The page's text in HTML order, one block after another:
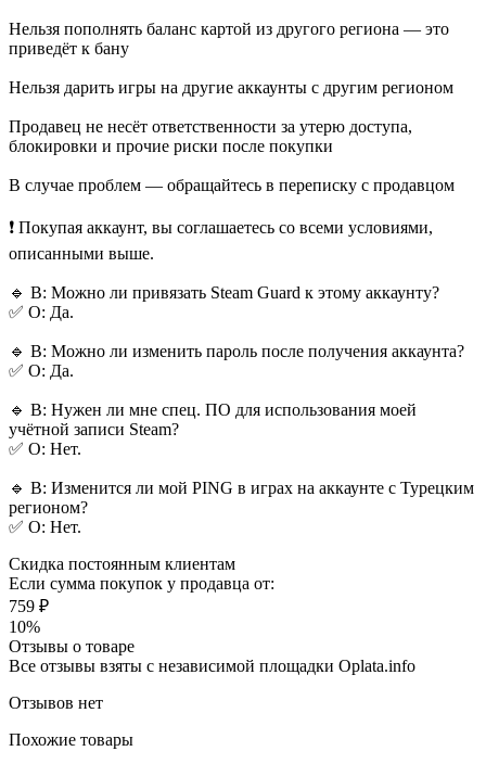
Нельзя пополнять баланс картой из другого региона — это
приведёт к бану
Нельзя дарить игры на другие аккаунты с другим регионом
Продавец не несёт ответственности за утерю доступа,
блокировки и прочие риски после покупки
В случае проблем — обращайтесь в переписку с продавцом
❗ Покупая аккаунт, вы соглашаетесь со всеми условиями,
описанными выше.
🔹 В: Можно ли привязать Steam Guard к этому аккаунту?
✅ О: Да.
🔹 В: Можно ли изменить пароль после получения аккаунта?
✅ О: Да.
🔹 В: Нужен ли мне спец. ПО для использования моей
учётной записи Steam?
✅ О: Нет.
🔹 В: Изменится ли мой PING в играх на аккаунте с Турецким
регионом?
✅ О: Нет.
Скидка постоянным клиентам
Если сумма покупок у продавца от:
759 ₽
10%
Отзывы о товаре
Все отзывы взяты с независимой площадки Oplata.info
Отзывов нет
Похожие товары